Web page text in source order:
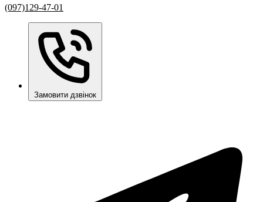
(097)129-47-01
Замовити дзвінок